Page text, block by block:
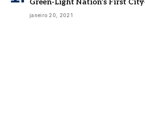
janeiro 20, 2021